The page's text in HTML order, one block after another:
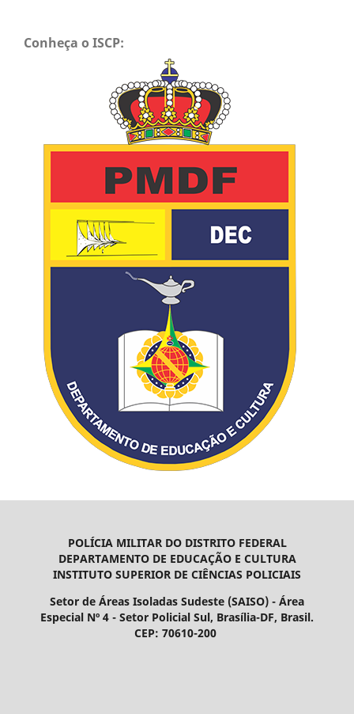
Conheça o ISCP:
POLÍCIA MILITAR DO DISTRITO FEDERAL
DEPARTAMENTO DE EDUCAÇÃO E CULTURA
INSTITUTO SUPERIOR DE CIÊNCIAS POLICIAIS
Setor de Áreas Isoladas Sudeste (SAISO) - Área
Especial Nº 4 - Setor Policial Sul, Brasília-DF, Brasil.
CEP: 70610-200